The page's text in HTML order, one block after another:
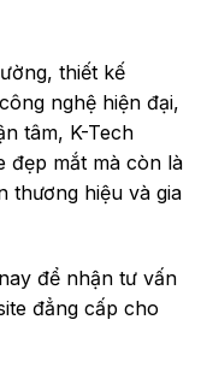
thiết kế
nghệ hiện đại,
tâm, K-Tech
đẹp mắt mà còn là
thương hiệu và gia
để nhận tư vấn
đẳng cấp cho